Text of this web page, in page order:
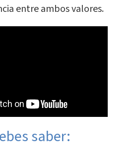
entre ambos valores.
saber: